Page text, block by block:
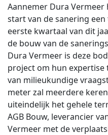
Aannemer Dura
start van de sanering
eerste kwartaal van dit
de bouw van de
Dura Vermeer is deze
project om hun expertise
van milieukundige
meter zal meerdere
uiteindelijk het gehele
AGB Bouw, leverancier
Vermeer met de